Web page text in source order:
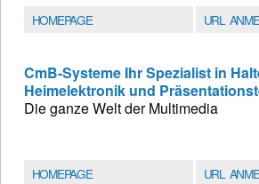
HOMEPAGE URL
CmB-Systeme Ihr Spezialist in
Heimelektronik und
Die ganze Welt der Multimedia
HOMEPAGE URL